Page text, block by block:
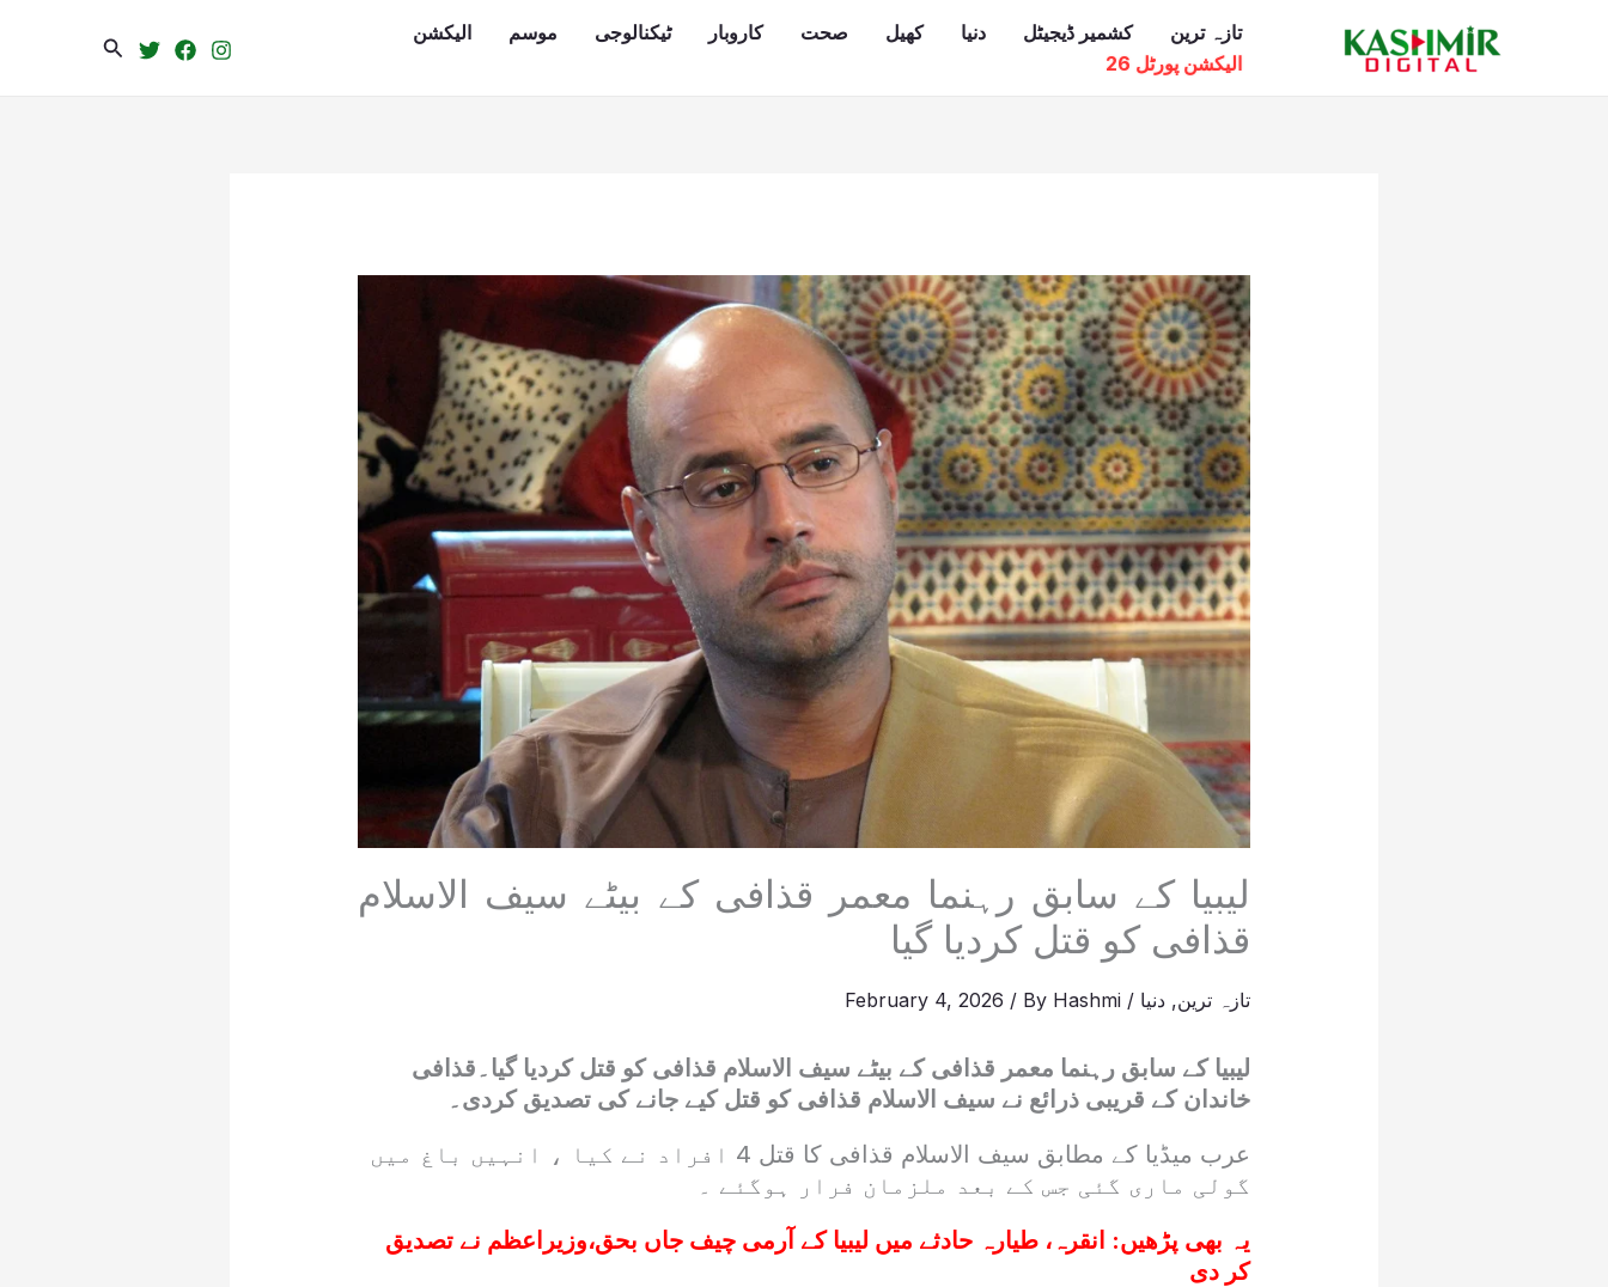
تازہ ترین کشمیر ڈیجیٹل دنیا کھیل صحت کاروبار ٹیکنالوجی موسم
الیکشن
الیکشن پورٹل 26
Search
لیبیا کے سابق رہنما معمر قذافی کے بیٹے سیف الاسلام
قذافی کو قتل کردیا گیا
تازہ ترین, دنیا /
February 4, 2026 / By Hashmi
لیبیا کے سابق رہنما معمر قذافی کے بیٹے سیف الاسلام قذافی کو قتل کردیا گیا۔قذافی
خاندان کے قریبی ذرائع نے سیف الاسلام قذافی کو قتل کیے جانے کی تصدیق کردی۔
عرب میڈیا کے مطابق سیف الاسلام قذافی کا قتل 4 افراد نے کیا ، انہیں باغ میں
گولی ماری گئی جس کے بعد ملزمان فرار ہوگئے ۔
یہ بھی پڑھیں: انقرہ، طیارہ حادثے میں لیبیا کے آرمی چیف جاں بحق،وزیراعظم نے تصدیق
کر دی